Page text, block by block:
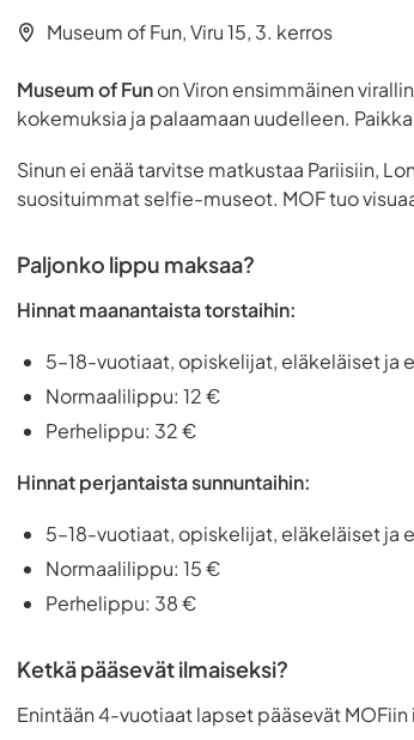
Museum of Fun, Viru 15, 3. kerros
Museum of Funon Viron ensimmäinen
kokemuksia ja palaamaan uudelleen.
Sinun ei enää tarvitse matkustaa Pariisiin,
suosituimmat selfie-museot. MOF tuo
Paljonko lippu maksaa?
Hinnat maanantaista torstaihin:
5–18-vuotiaat, opiskelijat, eläkeläiset ja
Normaalilippu: 12 €
Perhelippu: 32 €
Hinnat perjantaista sunnuntaihin:
5–18-vuotiaat, opiskelijat, eläkeläiset ja
Normaalilippu: 15 €
Perhelippu: 38 €
Ketkä pääsevät ilmaiseksi?
Enintään 4-vuotiaat lapset pääsevät MOFiin